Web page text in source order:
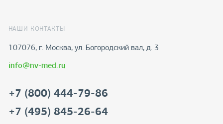
НАШИ КОНТАКТЫ
107076, г. Москва, ул. Богородский вал, д. 3
info@nv-med.ru
+7 (800) 444-79-86
+7 (495) 845-26-64